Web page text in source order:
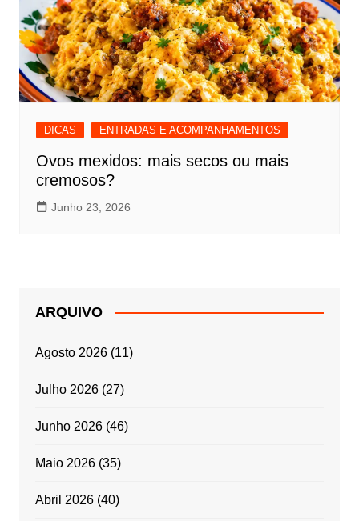
DICAS ENTRADAS E ACOMPANHAMENTOS
Ovos mexidos: mais secos ou mais
cremosos?
Junho 23, 2026
ARQUIVO
Agosto 2026(11)
Julho 2026(27)
Junho 2026(46)
Maio 2026(35)
Abril 2026(40)